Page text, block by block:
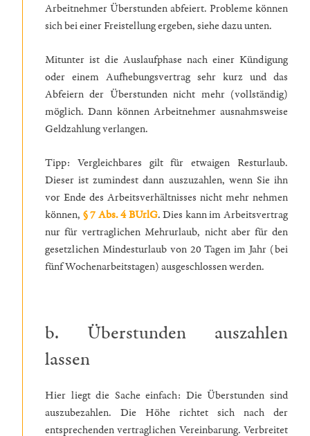
Arbeitnehmer Überstunden abfeiert. Probleme können
sich bei einer Freistellung ergeben, siehe dazu unten.
Mitunter ist die Auslaufphase nach einer Kündigung
oder einem Aufhebungsvertrag sehr kurz und das
Abfeiern der Überstunden nicht mehr (vollständig)
möglich. Dann können Arbeitnehmer ausnahmsweise
Geldzahlung verlangen.
Tipp: Vergleichbares gilt für etwaigen Resturlaub.
Dieser ist zumindest dann auszuzahlen, wenn Sie ihn
vor Ende des Arbeitsverhältnisses nicht mehr nehmen
können, § 7 Abs. 4 BUrlG. Dies kann im Arbeitsvertrag
nur für vertraglichen Mehrurlaub, nicht aber für den
gesetzlichen Mindesturlaub von 20 Tagen im Jahr (bei
fünf Wochenarbeitstagen) ausgeschlossen werden.
b. Überstunden auszahlen
lassen
Hier liegt die Sache einfach: Die Überstunden sind
auszubezahlen. Die Höhe richtet sich nach der
entsprechenden vertraglichen Vereinbarung. Verbreitet